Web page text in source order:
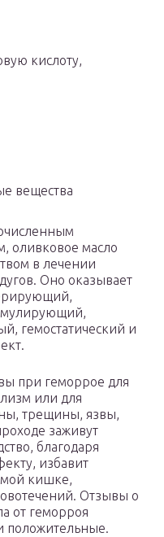
кислоту,
вещества
оливковое масло
в лечении
Оно оказывает
гемостатический и
при геморрое для
или для
трещины, язвы,
заживут
благодаря
избавит
кишке,
Отзывы о
от геморроя
положительные.